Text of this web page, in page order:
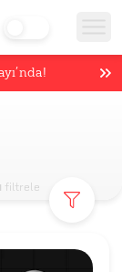
filtrele